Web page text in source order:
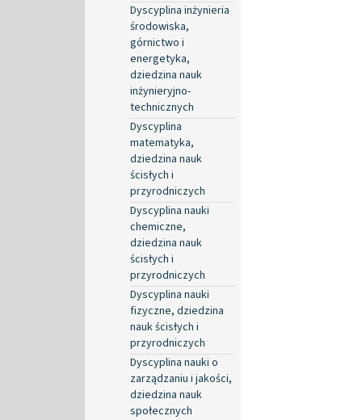
Dyscyplina inżynieria
środowiska,
górnictwo i
energetyka,
dziedzina nauk
inżynieryjno-
technicznych
Dyscyplina
matematyka,
dziedzina nauk
ścisłych i
przyrodniczych
Dyscyplina nauki
chemiczne,
dziedzina nauk
ścisłych i
przyrodniczych
Dyscyplina nauki
fizyczne, dziedzina
nauk ścisłych i
przyrodniczych
Dyscyplina nauki o
zarządzaniu i jakości,
dziedzina nauk
społecznych